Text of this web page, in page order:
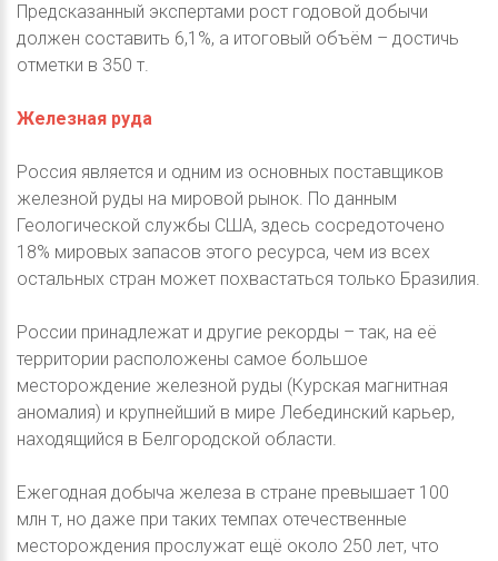
Предсказанный экспертами рост годовой добычи
должен составить 6,1%, а итоговый объём – достичь
отметки в 350 т.
Железная руда
Россия является и одним из основных поставщиков
железной руды на мировой рынок. По данным
Геологической службы США, здесь сосредоточено
18% мировых запасов этого ресурса, чем из всех
остальных стран может похвастаться только Бразилия.
России принадлежат и другие рекорды – так, на её
территории расположены самое большое
месторождение железной руды (Курская магнитная
аномалия) и крупнейший в мире Лебединский карьер,
находящийся в Белгородской области.
Ежегодная добыча железа в стране превышает 100
млн т, но даже при таких темпах отечественные
месторождения прослужат ещё около 250 лет, что